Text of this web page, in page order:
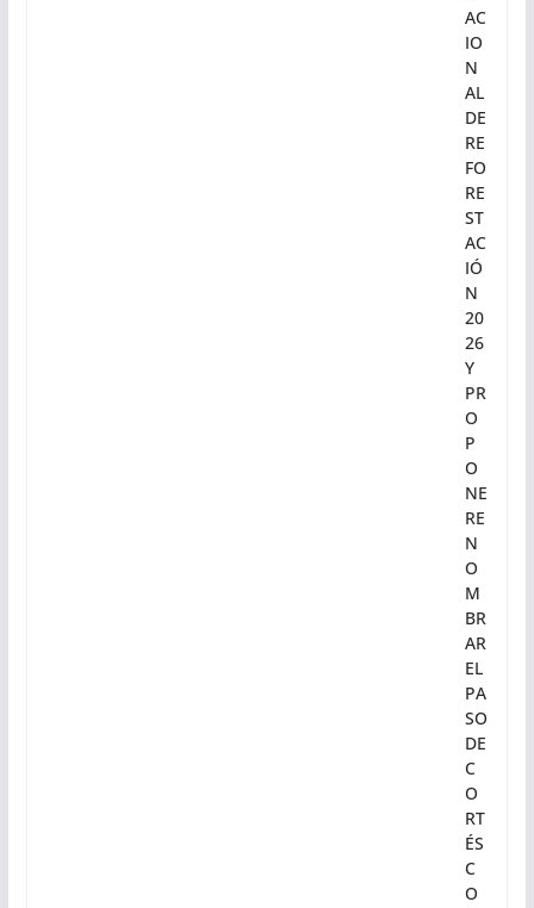
AC
IO
N
AL
DE
RE
FO
RE
ST
AC
IÓ
N
20
26
Y
PR
O
P
O
NE
RE
N
O
M
BR
AR
EL
PA
SO
DE
C
O
RT
ÉS
C
O